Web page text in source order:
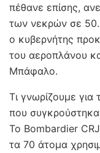
πέθανε επίσης,
των νεκρών σε 50.
ο κυβερνήτης
του αεροπλάνου
Μπάφαλο.
Τι γνωρίζουμε
που
Το Bombardier
τα 70 άτομα